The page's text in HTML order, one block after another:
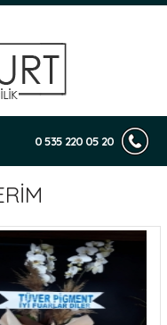
0 535 220 05 20